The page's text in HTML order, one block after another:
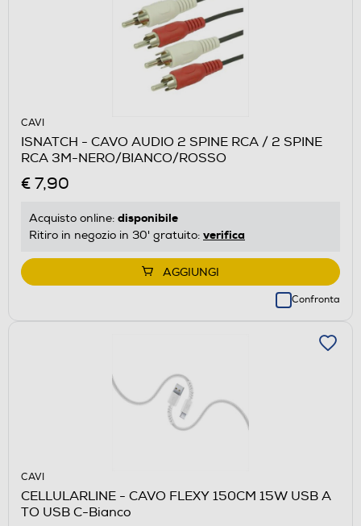
CAVI
ISNATCH - CAVO AUDIO 2 SPINE RCA / 2 SPINE
RCA 3M-NERO/BIANCO/ROSSO
€ 7,90
Acquisto online: disponibile
Ritiro in negozio in 30' gratuito: verifica
AGGIUNGI
Confronta
CAVI
CELLULARLINE - CAVO FLEXY 150CM 15W USB A
TO USB C-Bianco